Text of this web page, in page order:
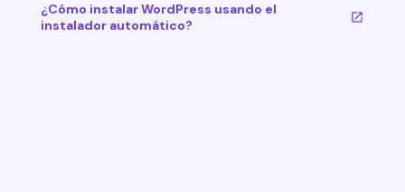
¿Cómo instalar WordPress usando el
instalador automático?